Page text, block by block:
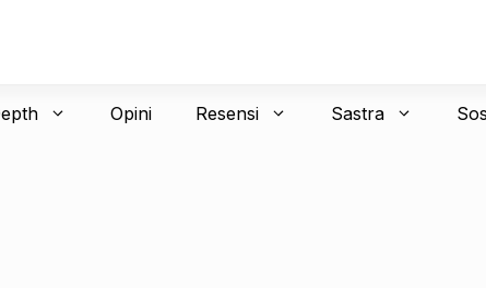
Opini Resensi Sastra